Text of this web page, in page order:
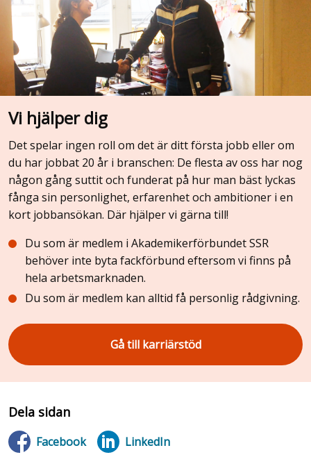
Vi hjälper dig
Det spelar ingen roll om det är ditt första jobb eller om
du har jobbat 20 år i branschen: De flesta av oss har nog
någon gång suttit och funderat på hur man bäst lyckas
fånga sin personlighet, erfarenhet och ambitioner i en
kort jobbansökan. Där hjälper vi gärna till!
Du som är medlem i Akademikerförbundet SSR
behöver inte byta fackförbund eftersom vi finns på
hela arbetsmarknaden.
Du som är medlem kan alltid få personlig rådgivning.
Gå till karriärstöd
Dela sidan
Facebook LinkedIn